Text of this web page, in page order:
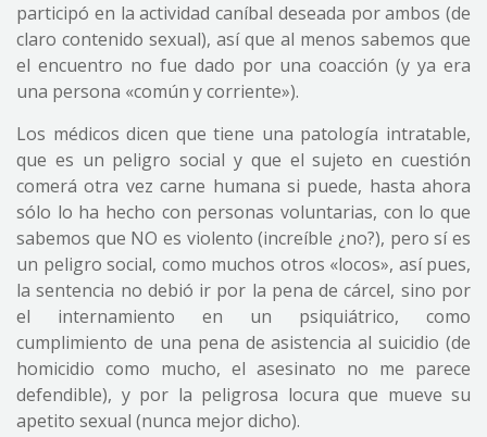
participó en la actividad caníbal deseada por ambos (de
claro contenido sexual), así que al menos sabemos que
el encuentro no fue dado por una coacción (y ya era
una persona «común y corriente»).
Los médicos dicen que tiene una patología intratable,
que es un peligro social y que el sujeto en cuestión
comerá otra vez carne humana si puede, hasta ahora
sólo lo ha hecho con personas voluntarias, con lo que
sabemos que NO es violento (increíble ¿no?), pero sí es
un peligro social, como muchos otros «locos», así pues,
la sentencia no debió ir por la pena de cárcel, sino por
el internamiento en un psiquiátrico, como
cumplimiento de una pena de asistencia al suicidio (de
homicidio como mucho, el asesinato no me parece
defendible), y por la peligrosa locura que mueve su
apetito sexual (nunca mejor dicho).